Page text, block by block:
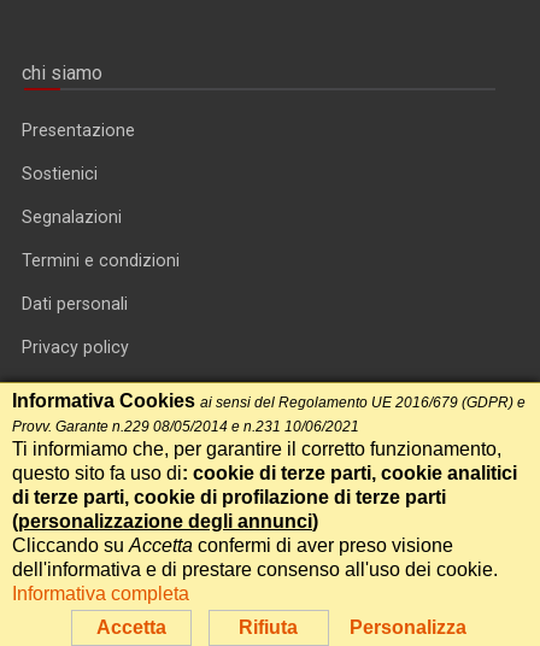
chi siamo
Presentazione
Sostienici
Segnalazioni
Termini e condizioni
Dati personali
Privacy policy
Informativa cookie
RSS feed
RSS Top News
Contatti
International Communication S.r.l. • P.IVA 14478081004 • Testata
giornalistica n.191, reg. Tribunale di Roma del 14/12/2017
Accetta Rifiuta Personalizza
Informativa Cookies ai sensi del Regolamento UE 2016/679 (GDPR) e
Provv. Garante n.229 08/05/2014 e n.231 10/06/2021
Ti informiamo che, per garantire il corretto funzionamento,
questo sito fa uso di: cookie di terze parti, cookie analitici
di terze parti, cookie di profilazione di terze parti
(personalizzazione degli annunci)
Cliccando su Accetta confermi di aver preso visione
dell'informativa e di prestare consenso all'uso dei cookie.
Informativa completa